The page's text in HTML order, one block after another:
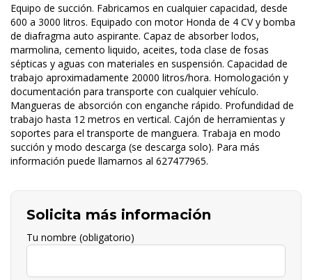
Equipo de succión. Fabricamos en cualquier capacidad, desde
600 a 3000 litros. Equipado con motor Honda de 4 CV y bomba
de diafragma auto aspirante. Capaz de absorber lodos,
marmolina, cemento liquido, aceites, toda clase de fosas
sépticas y aguas con materiales en suspensión. Capacidad de
trabajo aproximadamente 20000 litros/hora. Homologación y
documentación para transporte con cualquier vehículo.
Mangueras de absorción con enganche rápido. Profundidad de
trabajo hasta 12 metros en vertical. Cajón de herramientas y
soportes para el transporte de manguera. Trabaja en modo
succión y modo descarga (se descarga solo). Para más
información puede llamarnos al 627477965.
Solicita más información
Tu nombre (obligatorio)